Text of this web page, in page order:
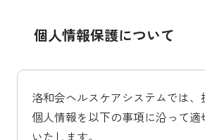
個人情報保護について
洛和会ヘルスケアシステムでは、
個人情報を以下の事項に沿って適
いたします。